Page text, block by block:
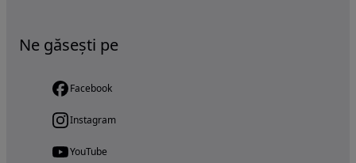
Ne găsești pe
Facebook
Instagram
YouTube